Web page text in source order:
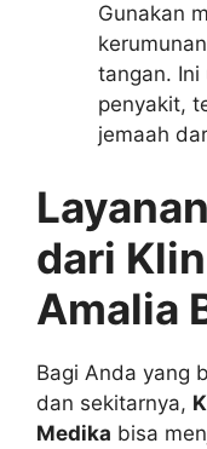
Gunakan
tangan. Ini
penyakit,
jemaah
dari
Amalia
Bagi Anda yang
dan sekitarnya,
Medika bisa